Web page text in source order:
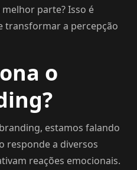
parte? Isso é
transformar a percepção
o
estamos falando
responde a diversos
reações emocionais.